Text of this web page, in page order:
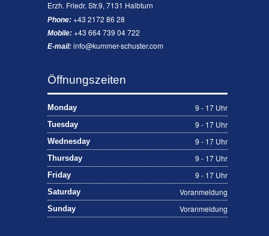
Erzh. Friedr. Str.9, 7131 Halbturn
Phone:+43 2172 86 28
Mobile:+43 664 739 04 722
E-mail: info@kummer-schuster.com
Öffnungszeiten
Monday 9 - 17 Uhr
Tuesday 9 - 17 Uhr
Wednesday 9 - 17 Uhr
Thursday 9 - 17 Uhr
Friday 9 - 17 Uhr
Saturday Voranmeldung
Sunday Voranmeldung